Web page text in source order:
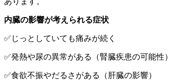
内臓の影響が考えられる症状
✅じっとしていても痛みが続く
✅発熱や尿の異常がある（腎臓疾患の可能性）
✅食欲不振やだるさがある（肝臓の影響）